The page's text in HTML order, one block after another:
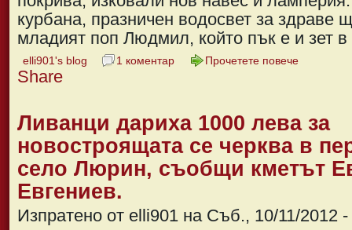
курбана, празничен водосвет за здраве
младият поп Людмил, който пък е и зет
elli901's blog 1 коментар Прочетете повече
Share
Ливанци дариха 1000 лева за
новостроящата се черква в
село Люрин, съобщи кметът
Евгениев.
Изпратено от elli901 на Съб., 10/11/2012